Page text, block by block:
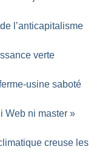
l’anticapitalisme
verte
usine saboté
Web ni master »
creuse les